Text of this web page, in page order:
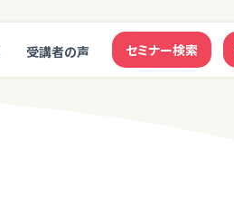
受講者の声 セミナー検索